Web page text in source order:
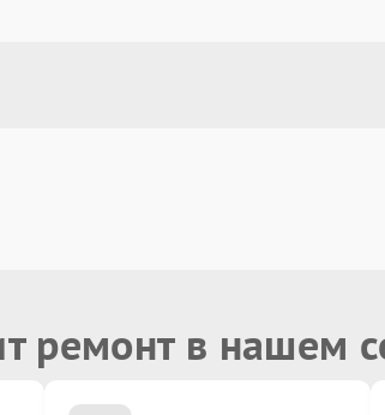
ремонт в нашем